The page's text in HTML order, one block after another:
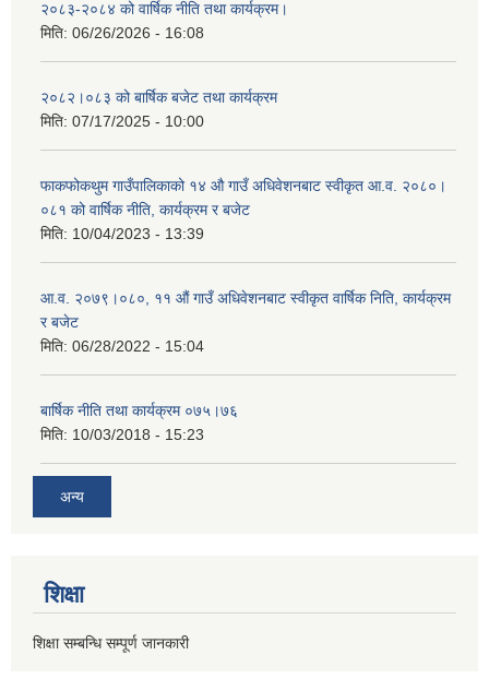
२०८३-२०८४ को वार्षिक नीति तथा कार्यक्रम।
मिति: 06/26/2026 - 16:08
२०८२।०८३ को बार्षिक बजेट तथा कार्यक्रम
मिति: 07/17/2025 - 10:00
फाकफोकथुम गाउँपालिकाको १४ औ गाउँ अधिवेशनबाट स्वीकृत आ.व. २०८०।
०८१ को वार्षिक नीति, कार्यक्रम र बजेट
मिति: 10/04/2023 - 13:39
आ.व. २०७९।०८०, ११ औं गाउँ अधिवेशनबाट स्वीकृत वार्षिक निति, कार्यक्रम
र बजेट
मिति: 06/28/2022 - 15:04
बार्षिक नीति तथा कार्यक्रम ०७५।७६
मिति: 10/03/2018 - 15:23
अन्य
शिक्षा
शिक्षा सम्बन्धि सम्पूर्ण जानकारी